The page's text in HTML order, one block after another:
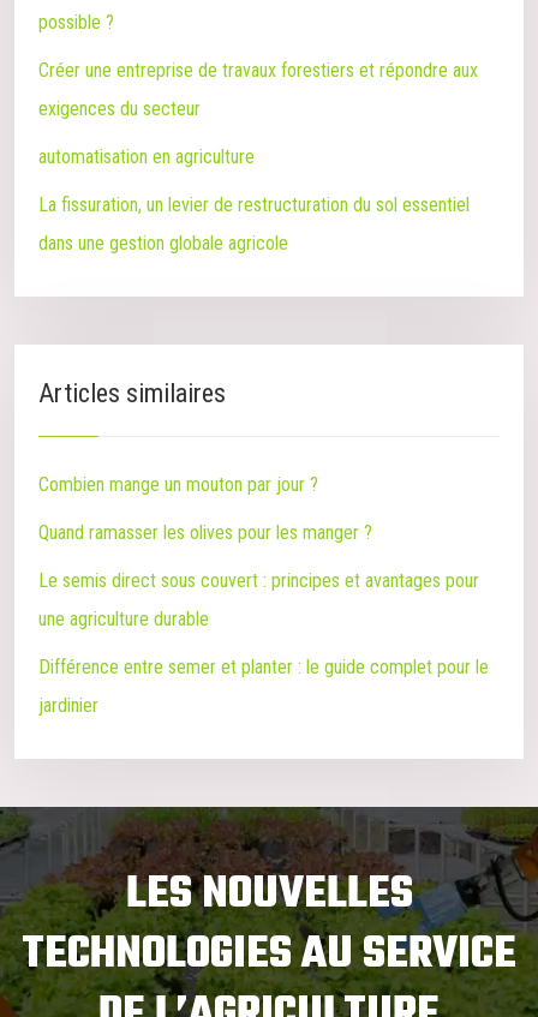
possible ?
Créer une entreprise de travaux forestiers et répondre aux
exigences du secteur
automatisation en agriculture
La fissuration, un levier de restructuration du sol essentiel
dans une gestion globale agricole
Articles similaires
Combien mange un mouton par jour ?
Quand ramasser les olives pour les manger ?
Le semis direct sous couvert : principes et avantages pour
une agriculture durable
Différence entre semer et planter : le guide complet pour le
jardinier
LES NOUVELLES
TECHNOLOGIES AU SERVICE